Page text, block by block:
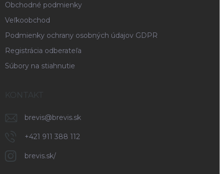
Obchodné podmienky
Veľkoobchod
Podmienky ochrany osobných údajov GDPR
Registrácia odberateľa
Súbory na stiahnutie
KONTAKT
brevis@brevis.sk
+421 911 388 112
brevis.sk/